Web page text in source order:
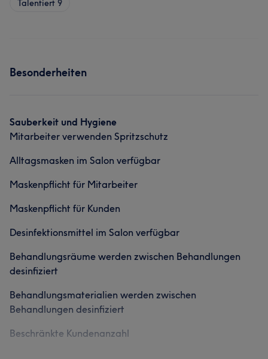
Talentiert 9
Besonderheiten
Sauberkeit und Hygiene
Mitarbeiter verwenden Spritzschutz
Alltagsmasken im Salon verfügbar
Maskenpflicht für Mitarbeiter
Maskenpflicht für Kunden
Desinfektionsmittel im Salon verfügbar
Behandlungsräume werden zwischen Behandlungen
desinfiziert
Behandlungsmaterialien werden zwischen
Behandlungen desinfiziert
Beschränkte Kundenanzahl